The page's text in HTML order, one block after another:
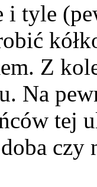
i tyle
Z
Na
tej
czy